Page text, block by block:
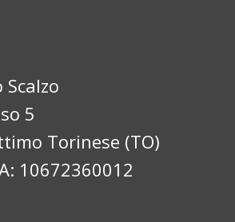
Scalzo
5
Torinese (TO)
10672360012